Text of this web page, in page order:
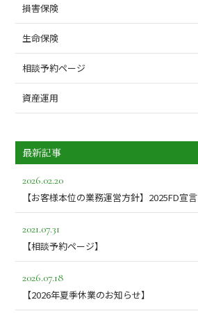
損害保険
生命保険
相談予約ページ
資産運用
最新記事
2026.02.20
【お客様本位の業務運営方針】2025FD宣言
2021.07.31
【相談予約ページ】
2026.07.18
【2026年夏季休業のお知らせ】